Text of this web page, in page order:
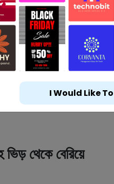
থেকে বেরিয়ে
I Would Like